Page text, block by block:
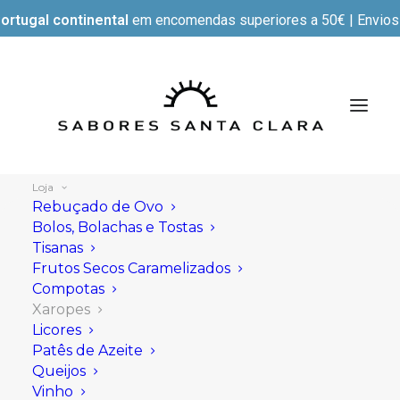
continental em encomendas superiores a 50€ |
Loja
Rebuçado de Ovo
Bolos, Bolachas e Tostas
Tisanas
Frutos Secos Caramelizados
Compotas
Xaropes
Licores
Patês de Azeite
Queijos
Vinho